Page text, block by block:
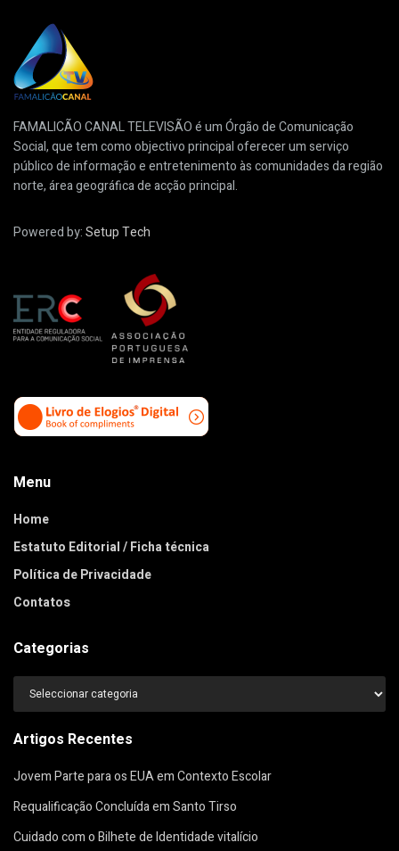
FAMALICÃO CANAL TELEVISÃO é um Órgão de Comunicação
Social, que tem como objectivo principal oferecer um serviço
público de informação e entretenimento às comunidades da região
norte, área geográfica de acção principal.
Powered by:Setup Tech
Menu
Home
Estatuto Editorial / Ficha técnica
Política de Privacidade
Contatos
Categorias
Categorias
Artigos Recentes
Jovem Parte para os EUA em Contexto Escolar
Requalificação Concluída em Santo Tirso
Cuidado com o Bilhete de Identidade vitalício